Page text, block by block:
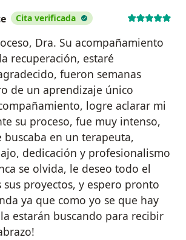
Cita verificada
Dra. Su acompañamiento
recuperación, estaré
fueron semanas
de un aprendizaje único
logre aclarar mi
su proceso, fue muy intenso,
buscaba en un terapeuta,
dedicación y profesionalismo
se olvida, le deseo todo el
proyectos, y espero pronto
ya que como yo se que hay
estarán buscando para recibir